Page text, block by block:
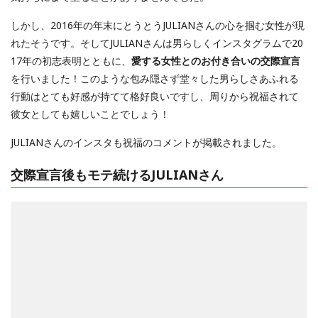
しかし、2016年の年末にとうとうJULIANさんの心を掴む女性が現
れたそうです。そしてJULIANさんは男らしくインスタグラムで20
17年の初志表明とともに、 愛する女性とのお付き合いの交際宣言
を行いました！このような包み隠さず堂々した男らしさあふれる
行動はとても好感が持てて格好良いですし、周りから祝福されて
彼女としても嬉しいことでしょう！
JULIANさんのインスタも祝福のコメントが掲載されました。
交際宣言後もモテ続けるJULIANさん